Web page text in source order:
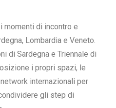
momenti di incontro e
Lombardia e Veneto.
di Sardegna e Triennale di
i propri spazi, le
internazionali per
gli step di